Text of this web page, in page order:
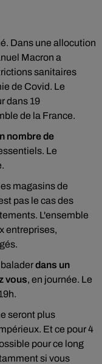
Dans une allocution
Macron a
sanitaires
de Covid. Le
dans 19
de la France.
nombre de
Le
magasins de
pas le cas des
L'ensemble
entreprises,
dans un
vous, en journée. Le
seront plus
Et ce pour 4
pour ce long
si vous